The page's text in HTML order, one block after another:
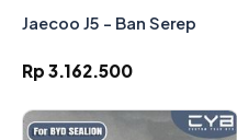
Jaecoo J5 - Ban Serep
Rp 3.162.500